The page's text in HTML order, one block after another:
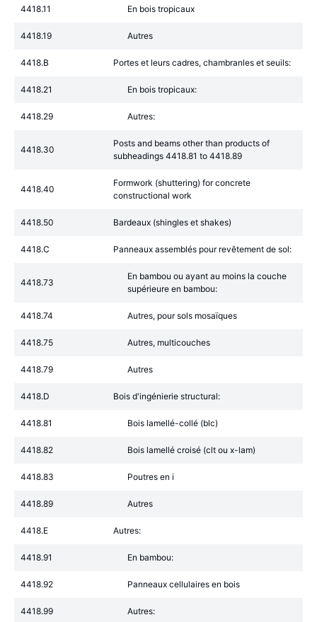
4418.11 En bois tropicaux
4418.19 Autres
4418.B Portes et leurs cadres, chambranles et seuils:
4418.21 En bois tropicaux:
4418.29 Autres:
4418.30
Posts and beams other than products of
subheadings 4418.81 to 4418.89
4418.40
Formwork (shuttering) for concrete
constructional work
4418.50 Bardeaux (shingles et shakes)
4418.C Panneaux assemblés pour revêtement de sol:
4418.73
En bambou ou ayant au moins la couche
supérieure en bambou:
4418.74 Autres, pour sols mosaïques
4418.75 Autres, multicouches
4418.79 Autres
4418.D Bois d'ingénierie structural:
4418.81 Bois lamellé-collé (blc)
4418.82 Bois lamellé croisé (clt ou x-lam)
4418.83 Poutres en i
4418.89 Autres
4418.E Autres:
4418.91 En bambou:
4418.92 Panneaux cellulaires en bois
4418.99 Autres: